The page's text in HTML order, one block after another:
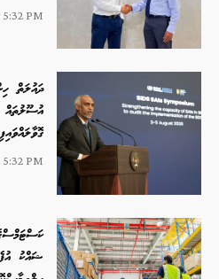
PM
ދައުލަތް
އުސޫލުތައް
PM
ޝައްކު